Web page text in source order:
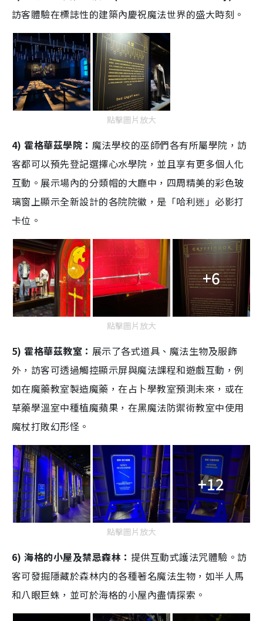
訪客體驗在標誌性的建築內慶祝魔法世界的盛大時刻。
點擊圖片放大
4) 霍格華茲學院： 魔法學校的巫師們各有所屬學院，訪
客都可以預先登記選擇心水學院，並且享有更多個人化
互動。展示場內的分類帽的大廳中，四周精美的彩色玻
璃窗上顯示全新設計的各院院徽，是「哈利迷」必影打
卡位。
+6
點擊圖片放大
5) 霍格華茲教室： 展示了各式道具、魔法生物及服飾
外，訪客可透過觸控顯示屏與魔法課程和遊戲互動，例
如在魔藥教室製造魔藥，在占卜學教室預測未來，或在
草藥學溫室中種植魔蘋果，在黑魔法防禦術教室中使用
魔杖打敗幻形怪。
+12
點擊圖片放大
6) 海格的小屋及禁忌森林： 提供互動式護法咒體驗。訪
客可發掘隱藏於森林内的各種著名魔法生物，如半人馬
和八眼巨蛛，並可於海格的小屋內盡情探索。